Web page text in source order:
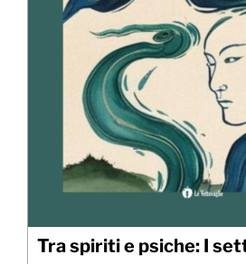
Tra spiriti e psiche: I